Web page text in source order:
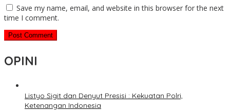
Save my name, email, and website in this browser for the next
time I comment.
OPINI
Listyo Sigit dan Denyut Presisi : Kekuatan Polri,
Ketenangan Indonesia